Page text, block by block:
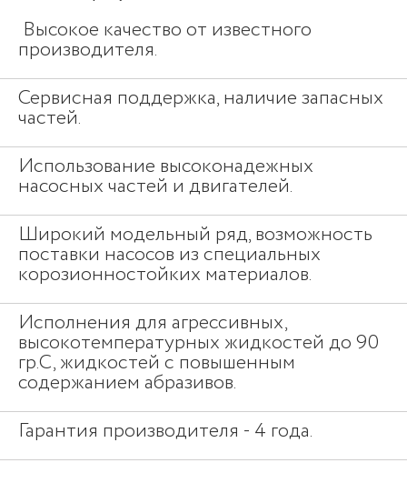
Высокое качество от известного
производителя.
Сервисная поддержка, наличие запасных
частей.
Использование высоконадежных
насосных частей и двигателей.
Широкий модельный ряд, возможность
поставки насосов из специальных
корозионностойких материалов.
Исполнения для агрессивных,
высокотемпературных жидкостей до 90
гр.С, жидкостей с повышенным
содержанием абразивов.
Гарантия производителя - 4 года.